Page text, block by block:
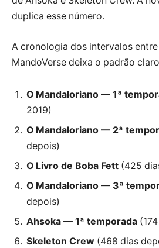
duplica esse número.
A cronologia dos intervalos entre
MandoVerse deixa o padrão
O Mandaloriano — 1ª
2019)
O Mandaloriano — 2ª
depois)
O Livro de Boba Fett (425
O Mandaloriano — 3ª
depois)
Ahsoka — 1ª temporada
Skeleton Crew (468 dias